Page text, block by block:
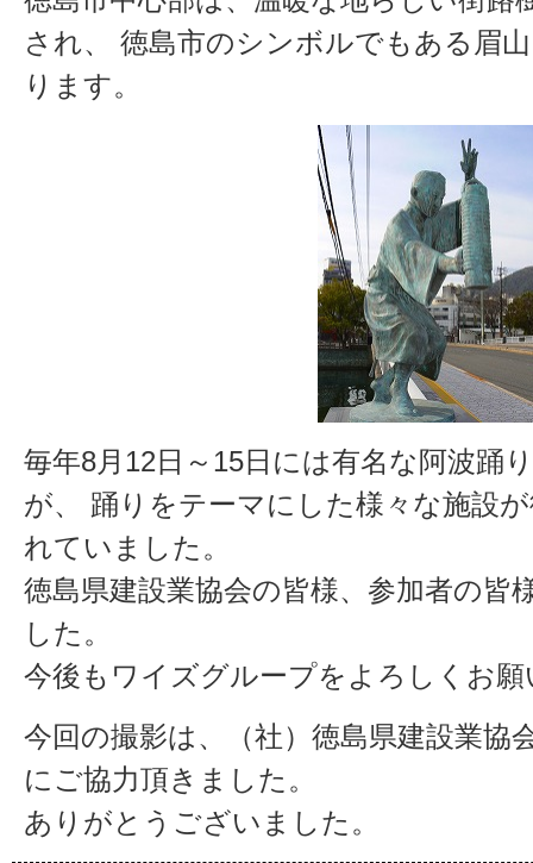
され、 徳島市のシンボルでもある眉
ります。
毎年8月12日～15日には有名な阿波踊
が、 踊りをテーマにした様々な施設
れていました。
徳島県建設業協会の皆様、参加者の皆
した。
今後もワイズグループをよろしくお
今回の撮影は、（社）徳島県建設業
にご協力頂きました。
ありがとうございました。